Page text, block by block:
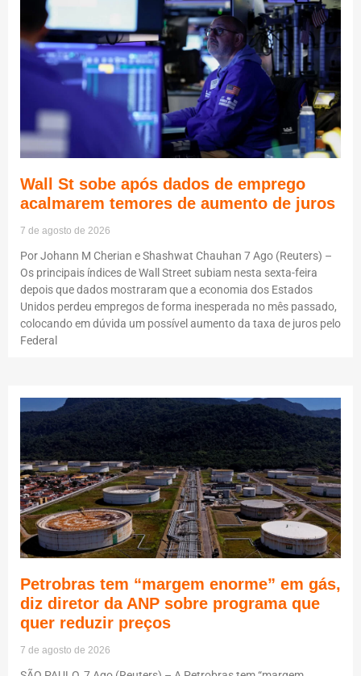
Wall St sobe após dados de emprego
acalmarem temores de aumento de juros
7 de agosto de 2026
Por Johann M Cherian e Shashwat Chauhan 7 Ago (Reuters) –
Os principais índices de Wall Street subiam nesta sexta-feira
depois que dados mostraram que a economia dos Estados
Unidos perdeu empregos de forma inesperada no mês passado,
colocando em dúvida um possível aumento da taxa de juros pelo
Federal
Petrobras tem “margem enorme” em gás,
diz diretor da ANP sobre programa que
quer reduzir preços
7 de agosto de 2026